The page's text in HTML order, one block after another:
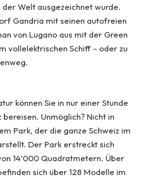
Welt ausgezeichnet wurde.
Gandria mit seinen autofreien
von Lugano aus mit der Green
vollelektrischen Schiff – oder zu
können Sie in nur einer Stunde
bereisen. Unmöglich? Nicht in
Park, der die ganze Schweiz im
Der Park erstreckt sich
14’000 Quadratmetern. Über
sich über 128 Modelle im